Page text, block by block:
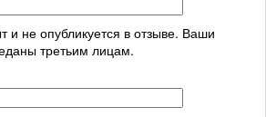
и не опубликуется в отзыве. Ваши
третьим лицам.